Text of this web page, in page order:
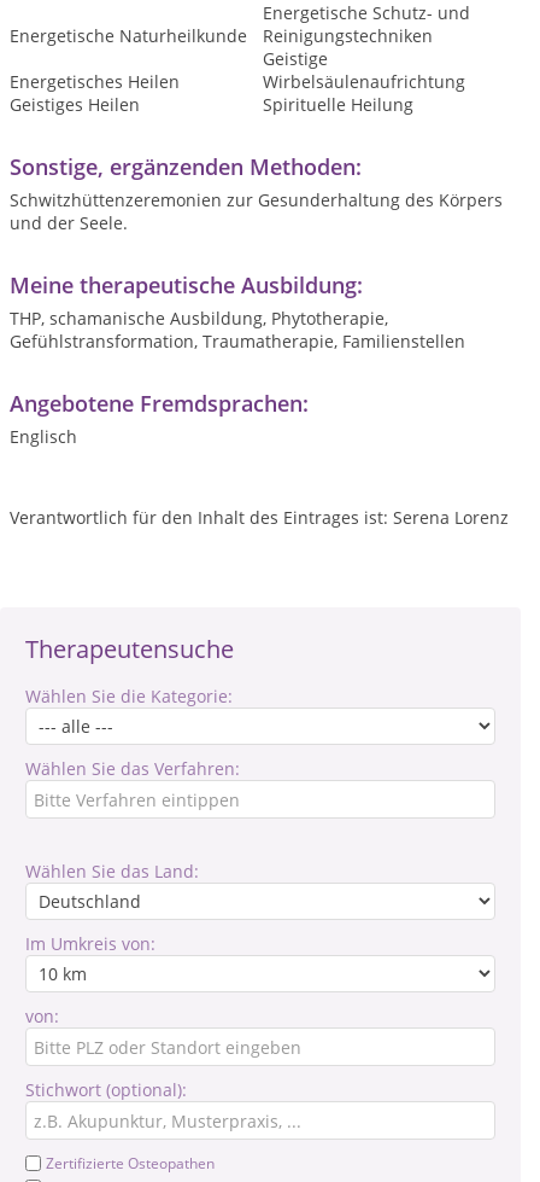
Therapeutensuche
Wählen Sie die Kategorie:
Wählen Sie das Verfahren:
Wählen Sie das Land:
Im Umkreis von:
von:
Stichwort (optional):
Zertifizierte Osteopathen
Energetische Naturheilkunde
Energetische Schutz- und
Reinigungstechniken
Energetisches Heilen
Geistige
Wirbelsäulenaufrichtung
Geistiges Heilen
Spirituelle Heilung
Sonstige, ergänzenden Methoden:
Schwitzhüttenzeremonien zur Gesunderhaltung des Körpers
und der Seele.
Meine therapeutische Ausbildung:
THP, schamanische Ausbildung, Phytotherapie,
Gefühlstransformation, Traumatherapie, Familienstellen
Angebotene Fremdsprachen:
Englisch
Verantwortlich für den Inhalt des Eintrages ist: Serena Lorenz